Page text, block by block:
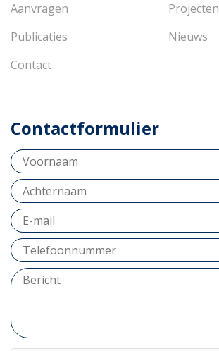
Aanvragen
Projecten
Publicaties
Nieuws
Contact
Contactformulier